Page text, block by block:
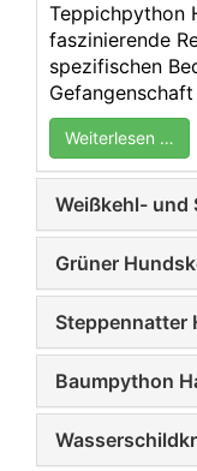
Teppichpython
faszinierende
spezifischen
Weiterlesen …
Weißkehl- und
Grüner
Steppennatter
Baumpython